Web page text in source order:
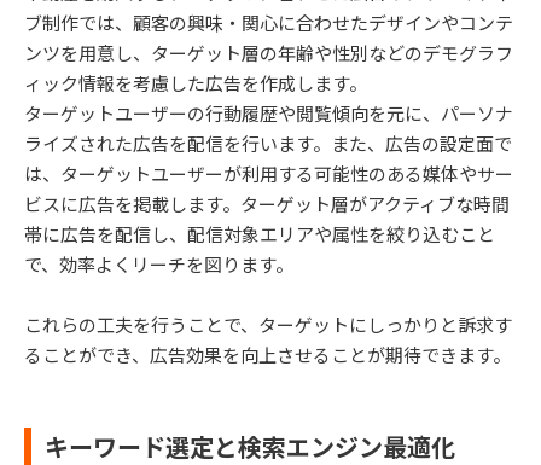
ブ制作では、顧客の興味・関心に合わせたデザインやコンテ
ンツを用意し、ターゲット層の年齢や性別などのデモグラフ
ィック情報を考慮した広告を作成します。
ターゲットユーザーの行動履歴や閲覧傾向を元に、パーソナ
ライズされた広告を配信を行います。また、広告の設定面で
は、ターゲットユーザーが利用する可能性のある媒体やサー
ビスに広告を掲載します。ターゲット層がアクティブな時間
帯に広告を配信し、配信対象エリアや属性を絞り込むこと
で、効率よくリーチを図ります。
これらの工夫を行うことで、ターゲットにしっかりと訴求す
ることができ、広告効果を向上させることが期待できます。
キーワード選定と検索エンジン最適化